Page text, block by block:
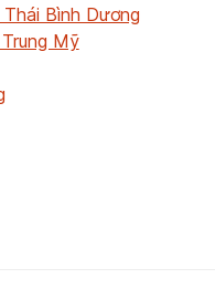
Bình Dương
Mỹ